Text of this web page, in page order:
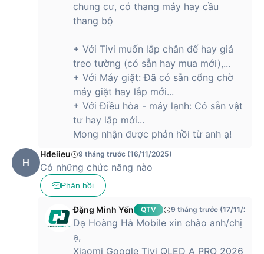
chung cư, có thang máy hay cầu
thang bộ
+ Với Tivi muốn lắp chân đế hay giá
treo tường (có sẵn hay mua mới),...
+ Với Máy giặt: Đã có sẵn cổng chờ
máy giặt hay lắp mới...
+ Với Điều hòa - máy lạnh: Có sẵn vật
tư hay lắp mới...
Mong nhận được phản hồi từ anh ạ!
H
Hdeiieu 9 tháng trước (16/11/2025)
Có những chức năng nào
Phản hồi
Đặng Minh Yến QTV 9 tháng trước (17/11/2025)
Dạ Hoàng Hà Mobile xin chào anh/chị
ạ,
Xiaomi Google Tivi QLED A PRO 2026